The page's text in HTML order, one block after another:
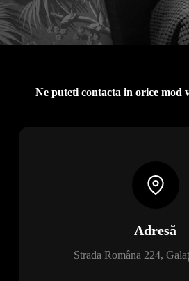
n
t
Ne puteti contacta in orice mod
Adresă
Strada Româna 224,